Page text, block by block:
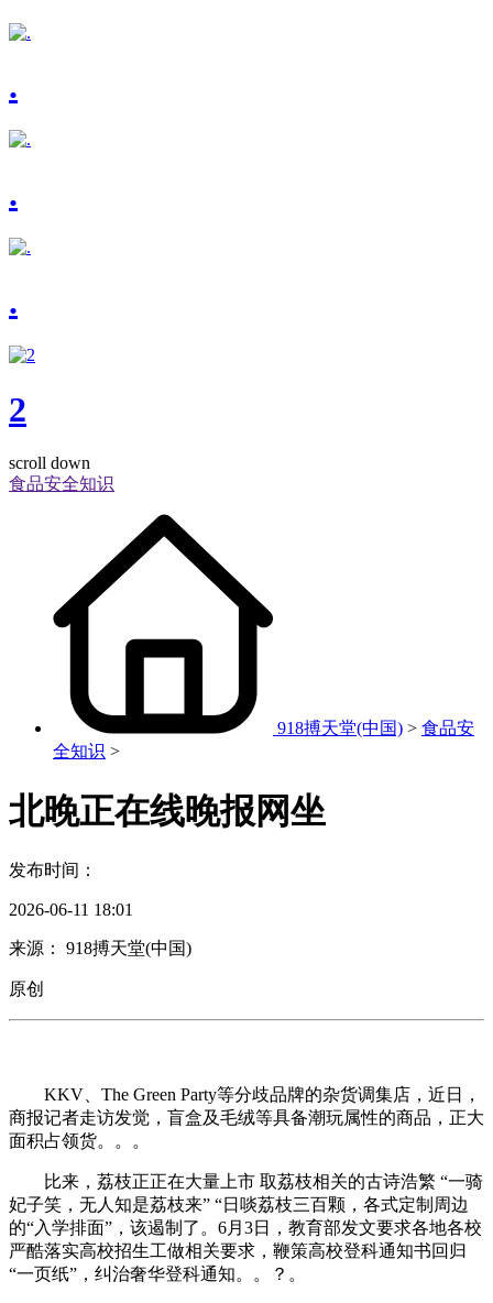
.
.
.
2
scroll down
食品安全知识
918搏天堂(中国) > 食品安
全知识 >
北晚正在线晚报网坐
发布时间：
2026-06-11 18:01
来源： 918搏天堂(中国)
原创
KKV、The Green Party等分歧品牌的杂货调集店，近日，
商报记者走访发觉，盲盒及毛绒等具备潮玩属性的商品，正大
面积占领货。。。
比来，荔枝正正在大量上市 取荔枝相关的古诗浩繁 “一骑
妃子笑，无人知是荔枝来” “日啖荔枝三百颗，各式定制周边
的“入学排面”，该遏制了。6月3日，教育部发文要求各地各校
严酷落实高校招生工做相关要求，鞭策高校登科通知书回归
“一页纸”，纠治奢华登科通知。。？。